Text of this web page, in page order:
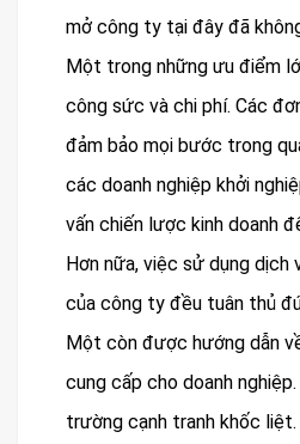
mở công ty tại đây đã
Một trong những ưu điểm
công sức và chi phí. Các
đảm bảo mọi bước trong
các doanh nghiệp khởi
vấn chiến lược kinh doanh
Hơn nữa, việc sử dụng dịch
của công ty đều tuân thủ
Một còn được hướng dẫn
cung cấp cho doanh
trường cạnh tranh khốc liệt.